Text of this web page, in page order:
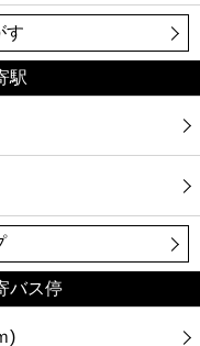
す
駅
バス停
)